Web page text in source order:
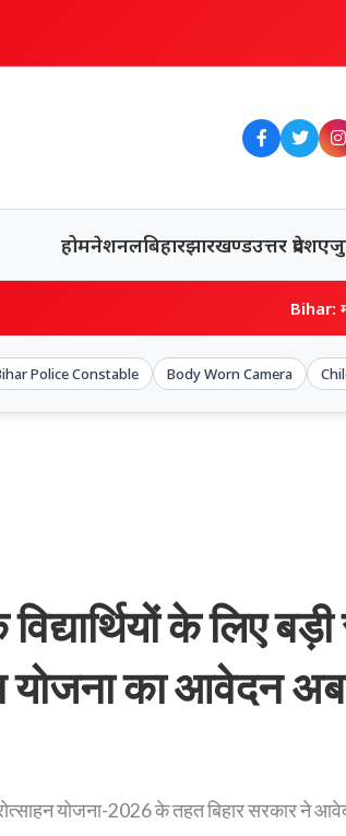
होमनेशनलबिहारझारखण्डउत्तर प्रदेश
Bihar: मां ने जमीन बेची, बेटे
Police Constable Body Worn Camera
के लिए बड़ी
योजना का आवेदन अब
योजना-2026 के तहत बिहार सरकार ने